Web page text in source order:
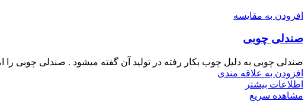
افزودن به مقایسه
صندلی چوبی
صندلی چوبی به دلیل چوب بکار رفته در تولید آن گفته میشود . صندلی چوبی
افزودن به علاقه مندی
اطلاعات بیشتر
مشاهده سریع